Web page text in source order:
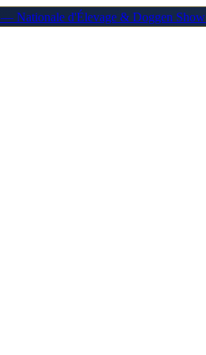
— Nationale d'Élevage & Doggen Show